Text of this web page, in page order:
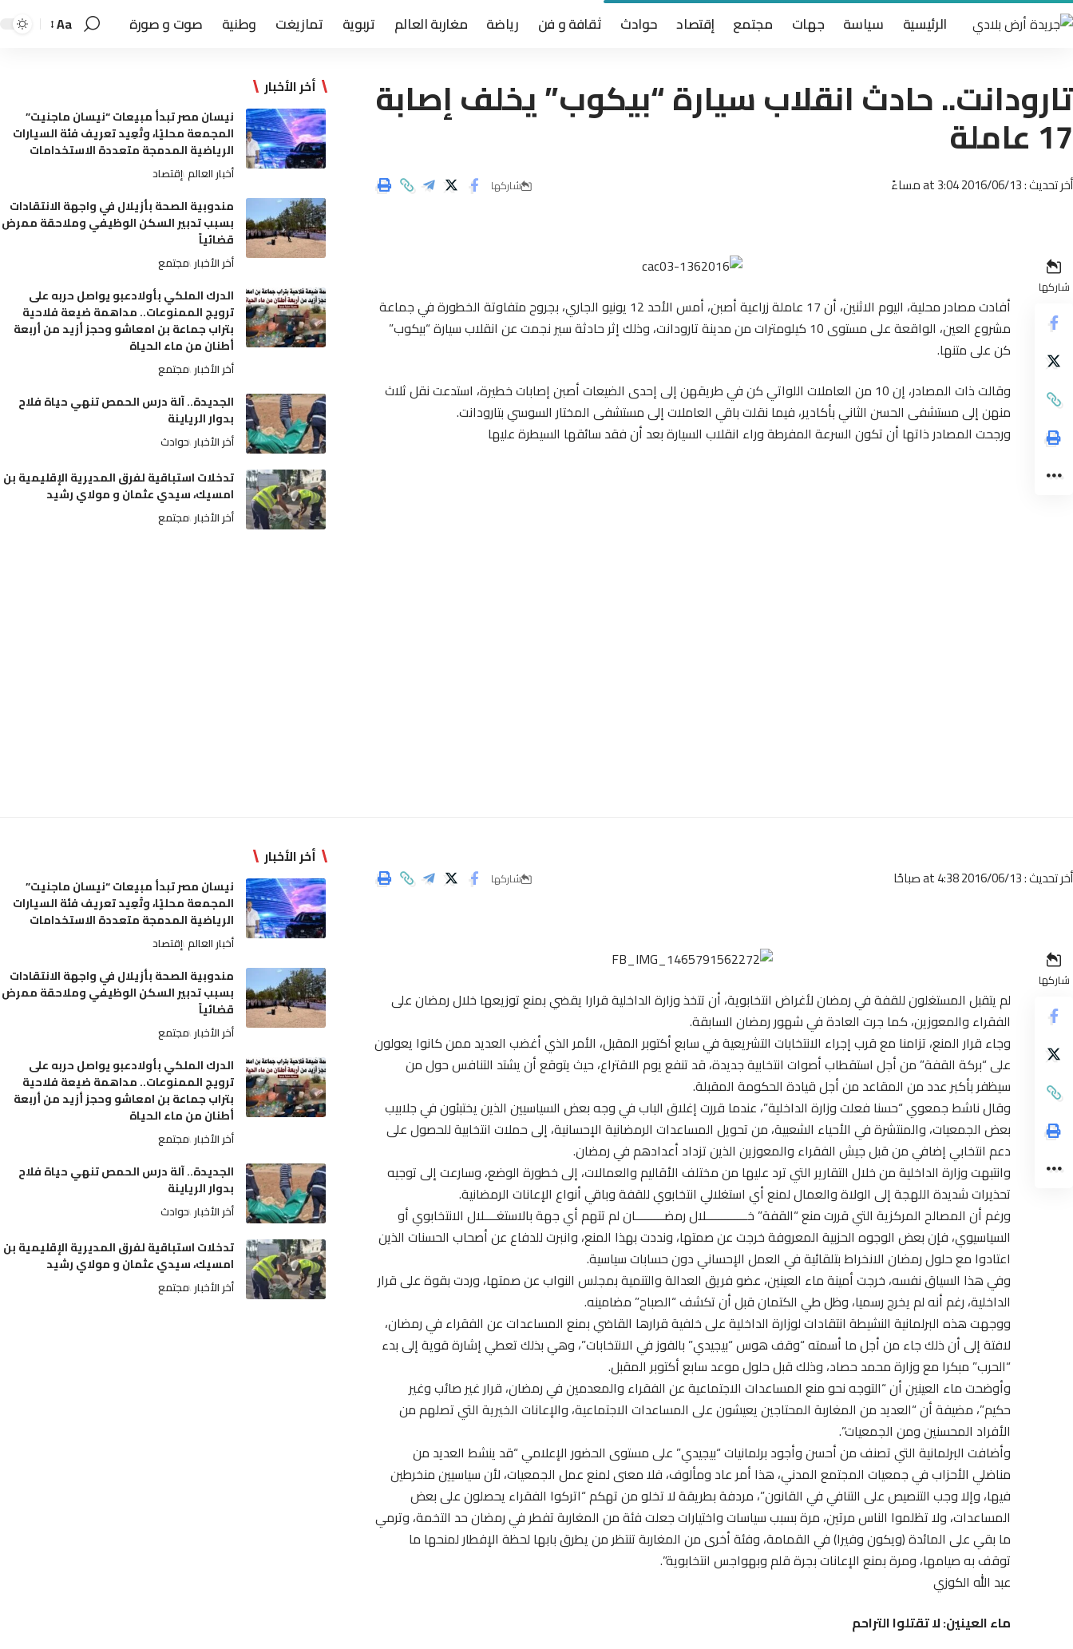
الرئيسية سياسة جهات مجتمع إقتصاد حوادث ثقافة و فن رياضة مغاربة العالم تربوية تمازيغت وطنية صوت و صورة Aa
تارودانت.. حادث انقلاب سيارة “بيكوب” يخلف إصابة
17 عاملة
أخر تحديث : 2016/06/13 at 3:04 مساءً شاركها
شاركها
أفادت مصادر محلية، اليوم الاثنين، أن 17 عاملة زراعية أصبن، أمس الأحد 12 يونيو الجاري، بجروح متفاوتة الخطورة في جماعة
مشروع العين، الواقعة على مستوى 10 كيلومترات من مدينة تارودانت، وذلك إثر حادثة سير نجمت عن انقلاب سيارة “بيكوب”
كن على متنها.
وقالت ذات المصادر، إن 10 من العاملات اللواتي كن في طريقهن إلى إحدى الضيعات أصبن إصابات خطيرة، استدعت نقل ثلاث
منهن إلى مستشفى الحسن الثاني بأكادير، فيما نقلت باقي العاملات إلى مستشفى المختار السوسي بتارودانت.
ورجحت المصادر ذاتها أن تكون السرعة المفرطة وراء انقلاب السيارة بعد أن فقد سائقها السيطرة عليها
أخر الأخبار
نيسان مصر تبدأ مبيعات “نيسان ماجنيت”
المجمعة محليًا، وتُعِيد تعريف فئة السيارات
الرياضية المدمجة متعددة الاستخدامات
أخبار العالم إقتصاد
مندوبية الصحة بأزيلال في واجهة الانتقادات
بسبب تدبير السكن الوظيفي وملاحقة ممرض
قضائياً
أخر الأخبار مجتمع
الدرك الملكي بأولادعبو يواصل حربه على
ترويج الممنوعات.. مداهمة ضيعة فلاحية
بتراب جماعة بن امعاشو وحجز أزيد من أربعة
أطنان من ماء الحياة
أخر الأخبار مجتمع
الجديدة.. آلة درس الحمص تنهي حياة فلاح
بدوار الرياينة
أخر الأخبار حوادث
تدخلات استباقية لفرق المديرية الإقليمية بن
امسيك، سيدي عثمان و مولاي رشيد
أخر الأخبار مجتمع
أخر تحديث : 2016/06/13 at 4:38 صباحًا شاركها
شاركها
لم يتقبل المستغلون للقفة في رمضان لأغراض انتخابوية، أن تتخذ وزارة الداخلية قرارا يقضي بمنع توزيعها خلال رمضان على
الفقراء والمعوزين، كما جرت العادة في شهور رمضان السابقة.
وجاء قرار المنع، تزامنا مع قرب إجراء الانتخابات التشريعية في سابع أكتوبر المقبل، الأمر الذي أغضب العديد ممن كانوا يعولون
على “بركة القفة” من أجل استقطاب أصوات انتخابية جديدة، قد تنفع يوم الاقتراع، حيث يتوقع أن يشتد التنافس حول من
سيظفر بأكبر عدد من المقاعد من أجل قيادة الحكومة المقبلة.
وقال ناشط جمعوي “حسنا فعلت وزارة الداخلية”، عندما قررت إغلاق الباب في وجه بعض السياسيين الذين يختبئون في جلابيب
بعض الجمعيات، والمنتشرة في الأحياء الشعبية، من تحويل المساعدات الرمضانية الإحسانية، إلى حملات انتخابية للحصول على
دعم انتخابي إضافي من قبل جيش الفقراء والمعوزين الذين تزداد أعدادهم في رمضان.
وانتبهت وزارة الداخلية من خلال التقارير التي ترد عليها من مختلف الأقاليم والعمالات، إلى خطورة الوضع، وسارعت إلى توجيه
تحذيرات شديدة اللهجة إلى الولاة والعمال لمنع أي استغلالي انتخابوي للقفة وباقي أنواع الإعانات الرمضانية.
ورغم أن المصالح المركزية التي قررت منع “القفة” خـــــــــــــلال رمضـــــــــان لم تتهم أي جهة بالاستغــــلال الانتخابوي أو
السياسيوي، فإن بعض الوجوه الحزبية المعروفة خرجت عن صمتها، ونددت بهذا المنع، وانبرت للدفاع عن أصحاب الحسنات الذين
اعتادوا مع حلول رمضان الانخراط بتلقائية في العمل الإحساني دون حسابات سياسية.
وفي هذا السياق نفسه، خرجت أمينة ماء العينين، عضو فريق العدالة والتنمية بمجلس النواب عن صمتها، وردت بقوة على قرار
الداخلية، رغم أنه لم يخرج رسميا، وظل طي الكتمان قبل أن تكشف “الصباح” مضامينه.
ووجهت هذه البرلمانية النشيطة انتقادات لوزارة الداخلية على خلفية قرارها القاضي بمنع المساعدات عن الفقراء في رمضان،
لافتة إلى أن ذلك جاء من أجل ما أسمته “وقف هوس “بيجيدي” بالفوز في الانتخابات”، وهي بذلك تعطي إشارة قوية إلى بدء
“الحرب” مبكرا مع وزارة محمد حصاد، وذلك قبل حلول موعد سابع أكتوبر المقبل.
وأوضحت ماء العينين أن “التوجه نحو منع المساعدات الاجتماعية عن الفقراء والمعدمين في رمضان، قرار غير صائب وغير
حكيم”، مضيفة أن “العديد من المغاربة المحتاجين يعيشون على المساعدات الاجتماعية، والإعانات الخيرية التي تصلهم من
الأفراد المحسنين ومن الجمعيات”.
وأضافت البرلمانية التي تصنف من أحسن وأجود برلمانيات “بيجيدي” على مستوى الحضور الإعلامي “قد ينشط العديد من
مناضلي الأحزاب في جمعيات المجتمع المدني، هذا أمر عاد ومألوف، فلا معنى لمنع عمل الجمعيات، لأن سياسيين منخرطين
فيها، وإلا وجب التنصيص على التنافي في القانون”، مردفة بطريقة لا تخلو من تهكم “اتركوا الفقراء يحصلون على بعض
المساعدات، ولا تظلموا الناس مرتين، مرة بسبب سياسات واختيارات جعلت فئة من المغاربة تفطر في رمضان حد التخمة، وترمي
ما بقي على المائدة (ويكون وفيرا) في القمامة، وفئة أخرى من المغاربة تنتظر من يطرق بابها لحظة الإفطار لمنحها ما
توقف به صيامها، ومرة بمنع الإعانات بجرة قلم وبهواجس انتخابوية”.
عبد الله الكوزي
ماء العينين: لا تقتلوا التراحم
أخر الأخبار
نيسان مصر تبدأ مبيعات “نيسان ماجنيت”
المجمعة محليًا، وتُعِيد تعريف فئة السيارات
الرياضية المدمجة متعددة الاستخدامات
أخبار العالم إقتصاد
مندوبية الصحة بأزيلال في واجهة الانتقادات
بسبب تدبير السكن الوظيفي وملاحقة ممرض
قضائياً
أخر الأخبار مجتمع
الدرك الملكي بأولادعبو يواصل حربه على
ترويج الممنوعات.. مداهمة ضيعة فلاحية
بتراب جماعة بن امعاشو وحجز أزيد من أربعة
أطنان من ماء الحياة
أخر الأخبار مجتمع
الجديدة.. آلة درس الحمص تنهي حياة فلاح
بدوار الرياينة
أخر الأخبار حوادث
تدخلات استباقية لفرق المديرية الإقليمية بن
امسيك، سيدي عثمان و مولاي رشيد
أخر الأخبار مجتمع